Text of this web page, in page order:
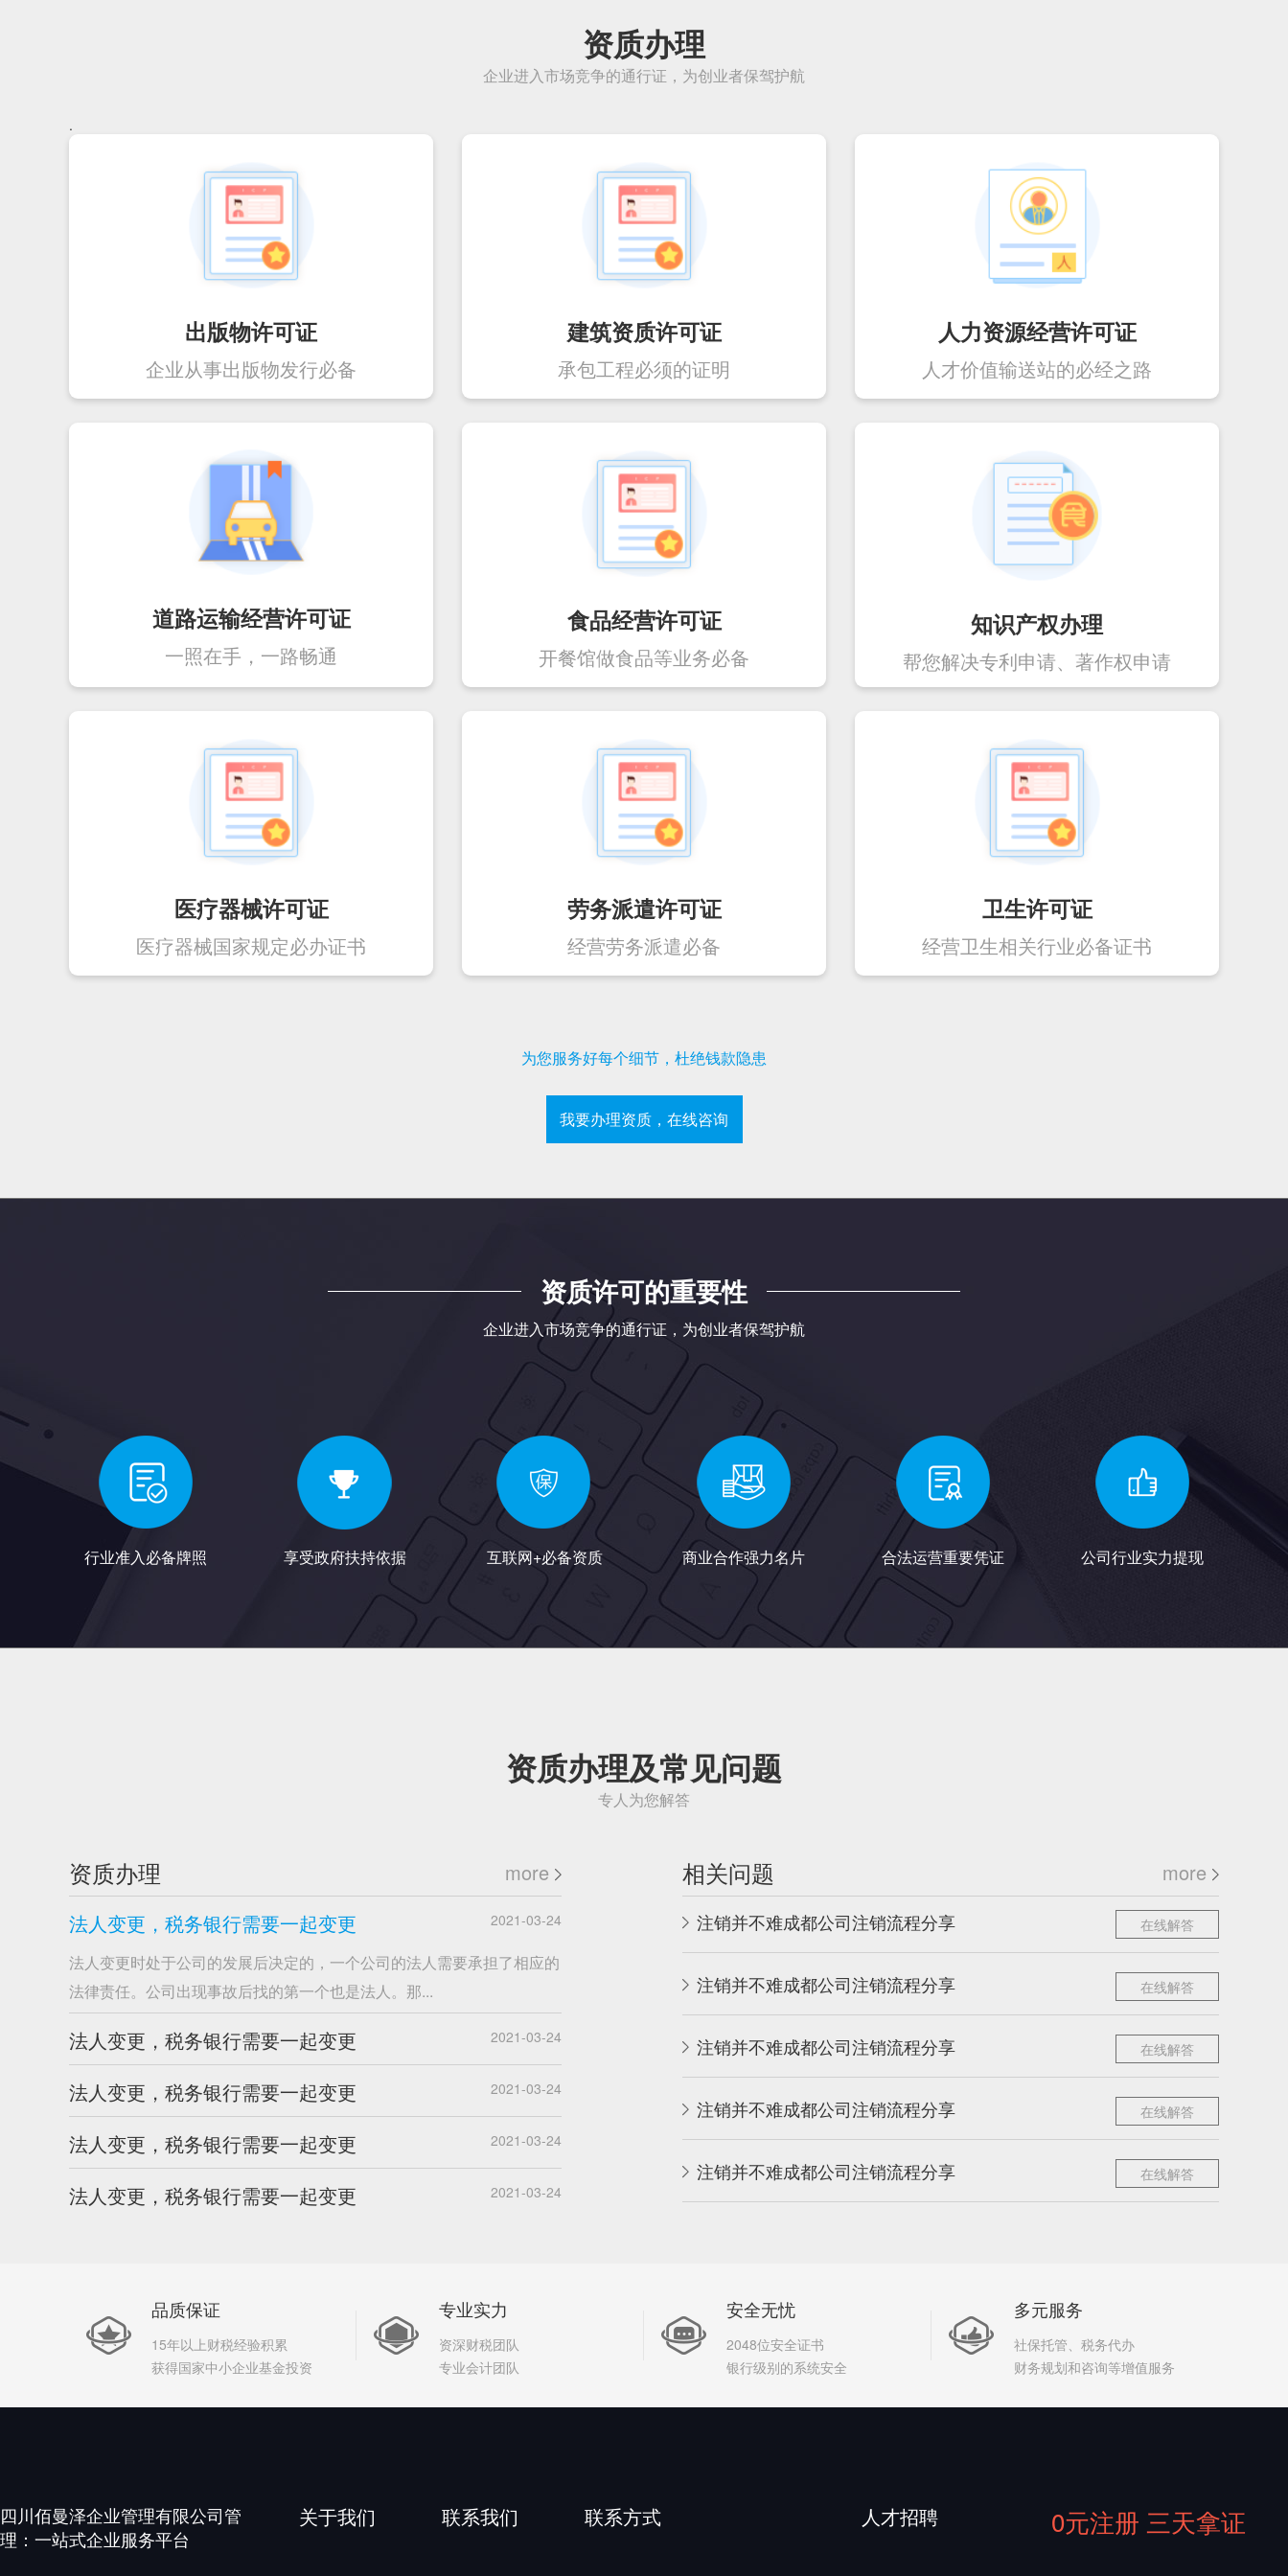
资质办理
企业进入市场竞争的通行证，为创业者保驾护航
.
出版物许可证
企业从事出版物发行必备
建筑资质许可证
承包工程必须的证明
人力资源经营许可证
人才价值输送站的必经之路
道路运输经营许可证
一照在手，一路畅通
食品经营许可证
开餐馆做食品等业务必备
知识产权办理
帮您解决专利申请、著作权申请
医疗器械许可证
医疗器械国家规定必办证书
劳务派遣许可证
经营劳务派遣必备
卫生许可证
经营卫生相关行业必备证书
为您服务好每个细节，杜绝钱款隐患
我要办理资质，在线咨询
资质许可的重要性
企业进入市场竞争的通行证，为创业者保驾护航
行业准入必备牌照 享受政府扶持依据 互联网+必备资质 商业合作强力名片 合法运营重要凭证 公司行业实力提现
资质办理及常见问题
专人为您解答
资质办理
more
法人变更，税务银行需要一起变更
2021-03-24
法人变更时处于公司的发展后决定的，一个公司的法人需要承担了相应的
法律责任。公司出现事故后找的第一个也是法人。那...
法人变更，税务银行需要一起变更 2021-03-24
法人变更，税务银行需要一起变更 2021-03-24
法人变更，税务银行需要一起变更 2021-03-24
法人变更，税务银行需要一起变更 2021-03-24
相关问题 more
注销并不难成都公司注销流程分享 在线解答
注销并不难成都公司注销流程分享 在线解答
注销并不难成都公司注销流程分享 在线解答
注销并不难成都公司注销流程分享 在线解答
注销并不难成都公司注销流程分享 在线解答
品质保证
15年以上财税经验积累
获得国家中小企业基金投资
专业实力
资深财税团队
专业会计团队
安全无忧
2048位安全证书
银行级别的系统安全
多元服务
社保托管、税务代办
财务规划和咨询等增值服务
四川佰曼泽企业管理有限公司管
理：一站式企业服务平台
关于我们 联系我们 联系方式 人才招聘 0元注册 三天拿证